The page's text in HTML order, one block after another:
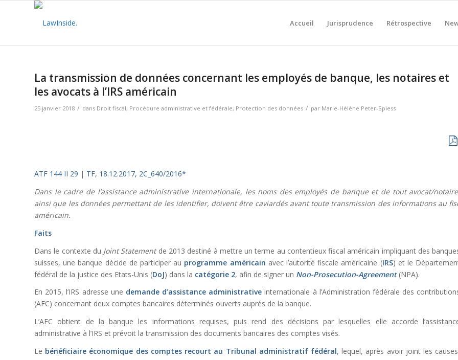
Accueil Jurisprudence Rétrospective
La transmission de données concernant les employés de banque, les notaires et
les avocats à l’IRS américain
25 janvier 2018 / dans Droit fiscal, Procédure administrative et fédérale, Protection des données / par Marie-Hélène Peter-Spiess
ATF 144 II 29 | TF, 18.12.2017, 2C_640/2016*
Dans le cadre de l’assistance administrative internationale, les noms des employés de banque et de tout avocat/
ainsi que les données permettant de les identifier, doivent être caviardés avant toute transmission des informations au
américain.
Faits
Dans le contexte du Joint Statement de 2013 destiné à mettre un terme au contentieux fiscal américain impliquant des
suisses, une banque décide de participer au programme américain avec l’autorité fiscale américaine (IRS) et le
fédéral de la justice des Etats-Unis (DoJ) dans la catégorie 2, afin de signer un Non-Prosecution-Agreement(NPA).
En 2015, l’IRS adresse une demande d’assistance administrative internationale à l’Administration fédérale des
(AFC) concernant deux comptes bancaires déterminés ouverts auprès de la banque.
L’AFC obtient de la banque les informations requises, puis rend des décisions par lesquelles elle accorde
administrative à l’IRS et prévoit la transmission des documents bancaires des comptes visés.
Le bénéficiaire économique des comptes recourt au Tribunal administratif fédéral, lequel, après avoir joint les